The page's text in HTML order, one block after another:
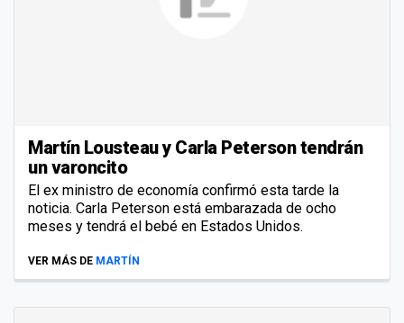
Martín Lousteau y Carla Peterson tendrán
un varoncito
El ex ministro de economía confirmó esta tarde la
noticia. Carla Peterson está embarazada de ocho
meses y tendrá el bebé en Estados Unidos.
VER MÁS DE MARTÍN